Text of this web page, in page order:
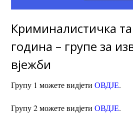
Криминалистичка
година – групе за
вјежби
Групу 1 можете видјетиОВДЈЕ.
Групу 2 можете видјетиОВДЈЕ.